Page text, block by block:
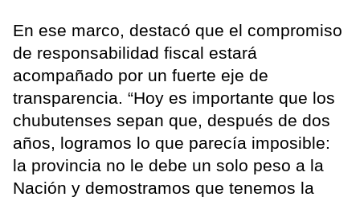
En ese marco, destacó que el compromiso
de responsabilidad fiscal estará
acompañado por un fuerte eje de
transparencia. “Hoy es importante que los
chubutenses sepan que, después de dos
años, logramos lo que parecía imposible:
la provincia no le debe un solo peso a la
Nación y demostramos que tenemos la